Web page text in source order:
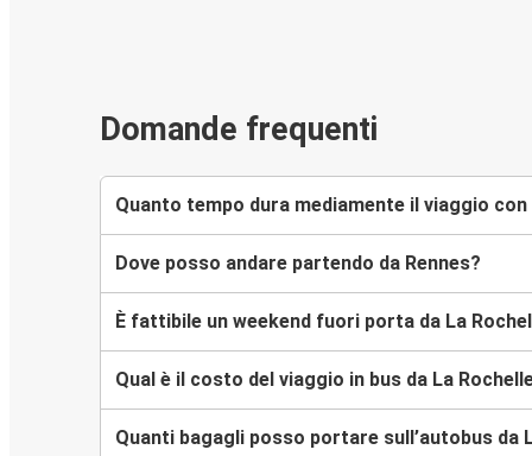
Domande frequenti
Quanto tempo dura mediamente il viaggio con
Dove posso andare partendo da Rennes?
È fattibile un weekend fuori porta da La
Qual è il costo del viaggio in bus da La
Quanti bagagli posso portare sull’autobus da